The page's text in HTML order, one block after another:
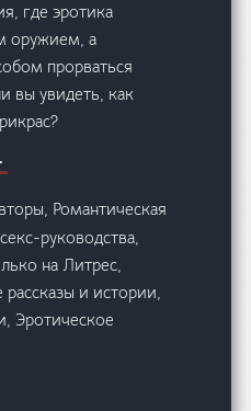
где эротика
оружием, а
прорваться
вы увидеть, как
Романтическая
руководства,
на Литрес,
и истории,
Эротическое